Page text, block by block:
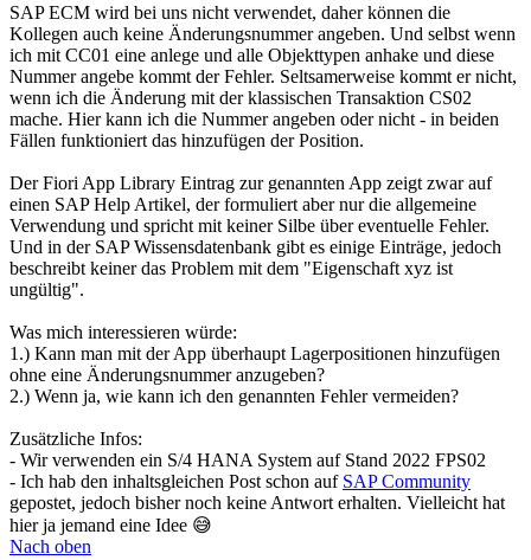
SAP ECM wird bei uns nicht verwendet, daher können die
Kollegen auch keine Änderungsnummer angeben. Und selbst wenn
ich mit CC01 eine anlege und alle Objekttypen anhake und diese
Nummer angebe kommt der Fehler. Seltsamerweise kommt er nicht,
wenn ich die Änderung mit der klassischen Transaktion CS02
mache. Hier kann ich die Nummer angeben oder nicht - in beiden
Fällen funktioniert das hinzufügen der Position.
Der Fiori App Library Eintrag zur genannten App zeigt zwar auf
einen SAP Help Artikel, der formuliert aber nur die allgemeine
Verwendung und spricht mit keiner Silbe über eventuelle Fehler.
Und in der SAP Wissensdatenbank gibt es einige Einträge, jedoch
beschreibt keiner das Problem mit dem "Eigenschaft xyz ist
ungültig".
Was mich interessieren würde:
1.) Kann man mit der App überhaupt Lagerpositionen hinzufügen
ohne eine Änderungsnummer anzugeben?
2.) Wenn ja, wie kann ich den genannten Fehler vermeiden?
Zusätzliche Infos:
- Wir verwenden ein S/4 HANA System auf Stand 2022 FPS02
- Ich hab den inhaltsgleichen Post schon auf SAP Community
gepostet, jedoch bisher noch keine Antwort erhalten. Vielleicht hat
hier ja jemand eine Idee 😅
Nach oben